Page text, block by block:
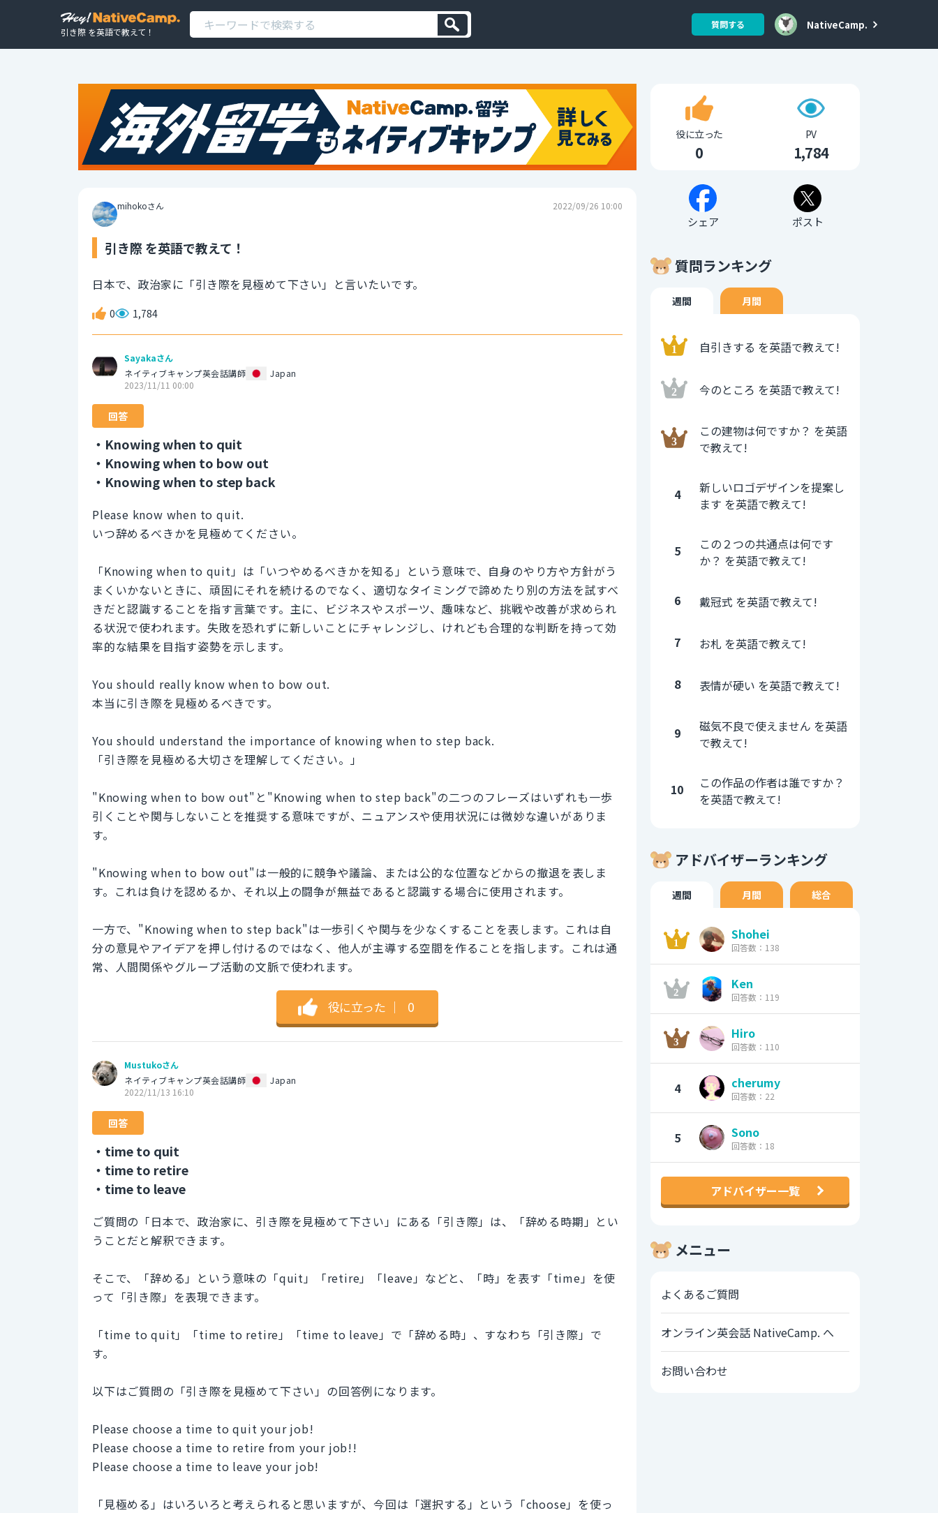
引き際 を英語で教えて！
質問する NativeCamp.
mihokoさん 2022/09/26 10:00
引き際 を英語で教えて！
日本で、政治家に「引き際を見極めて下さい」と言いたいです。
0 1,784
Sayakaさん
ネイティブキャンプ英会話講師
Japan
2023/11/11 00:00
回答
・Knowing when to quit
・Knowing when to bow out
・Knowing when to step back
Please know when to quit.
いつ辞めるべきかを見極めてください。
「Knowing when to quit」は「いつやめるべきかを知る」という意味で、自身のやり方や方針がう
まくいかないときに、頑固にそれを続けるのでなく、適切なタイミングで諦めたり別の方法を試すべ
きだと認識することを指す言葉です。主に、ビジネスやスポーツ、趣味など、挑戦や改善が求められ
る状況で使われます。失敗を恐れずに新しいことにチャレンジし、けれども合理的な判断を持って効
率的な結果を目指す姿勢を示します。
You should really know when to bow out.
本当に引き際を見極めるべきです。
You should understand the importance of knowing when to step back.
「引き際を見極める大切さを理解してください。」
"Knowing when to bow out"と"Knowing when to step back"の二つのフレーズはいずれも一歩
引くことや関与しないことを推奨する意味ですが、ニュアンスや使用状況には微妙な違いがありま
す。
"Knowing when to bow out"は一般的に競争や議論、または公的な位置などからの撤退を表しま
す。これは負けを認めるか、それ以上の闘争が無益であると認識する場合に使用されます。
一方で、"Knowing when to step back"は一歩引くや関与を少なくすることを表します。これは自
分の意見やアイデアを押し付けるのではなく、他人が主導する空間を作ることを指します。これは通
常、人間関係やグループ活動の文脈で使われます。
役に立った ｜ 0
Mustukoさん
ネイティブキャンプ英会話講師
Japan
2022/11/13 16:10
回答
・time to quit
・time to retire
・time to leave
ご質問の「日本で、政治家に、引き際を見極めて下さい」にある「引き際」は、「辞める時期」とい
うことだと解釈できます。
そこで、「辞める」という意味の「quit」「retire」「leave」などと、「時」を表す「time」を使
って「引き際」を表現できます。
「time to quit」「time to retire」「time to leave」で「辞める時」、すなわち「引き際」で
す。
以下はご質問の「引き際を見極めて下さい」の回答例になります。
Please choose a time to quit your job!
Please choose a time to retire from your job!!
Please choose a time to leave your job!
「見極める」はいろいろと考えられると思いますが、今回は「選択する」という「choose」を使っ
役に立った
0
PV
1,784
シェア ポスト
質問ランキング
週間 月間
自引きする を英語で教えて!
今のところ を英語で教えて!
この建物は何ですか？ を英語
で教えて!
4
新しいロゴデザインを提案し
ます を英語で教えて!
5
この２つの共通点は何です
か？ を英語で教えて!
6 戴冠式 を英語で教えて!
7 お札 を英語で教えて!
8 表情が硬い を英語で教えて!
9
磁気不良で使えません を英語
で教えて!
10
この作品の作者は誰ですか？
を英語で教えて!
アドバイザーランキング
週間 月間 総合
Shohei
回答数：138
Ken
回答数：119
Hiro
回答数：110
4 cherumy
回答数：22
5 Sono
回答数：18
アドバイザー一覧
メニュー
よくあるご質問
オンライン英会話 NativeCamp. へ
お問い合わせ